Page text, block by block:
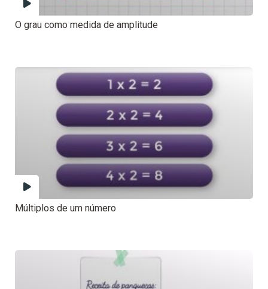
O grau como medida de amplitude
Múltiplos de um número